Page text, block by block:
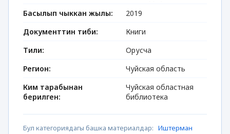
Басылып чыккан жылы:
2019
Документтин тиби:
Книги
Тили:
Орусча
Регион:
Чуйская область
Ким тарабынан
берилген:
Чуйская областная
библиотека
Бул категориядагы башка материалдар: Иштерман